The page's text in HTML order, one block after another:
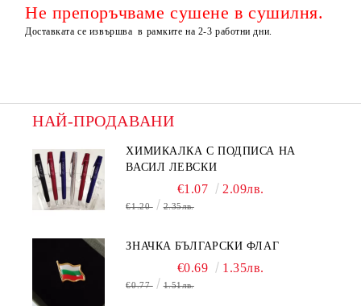
Не препоръчваме сушене в сушилня.
Доставката се извършва в рамките на 2-3 работни дни.
НАЙ-ПРОДАВАНИ
ХИМИКАЛКА С ПОДПИСА НА
ВАСИЛ ЛЕВСКИ
€1.07 2.09лв.
€1.20 2.35лв.
ЗНАЧКА БЪЛГАРСКИ ФЛАГ
€0.69 1.35лв.
€0.77 1.51лв.